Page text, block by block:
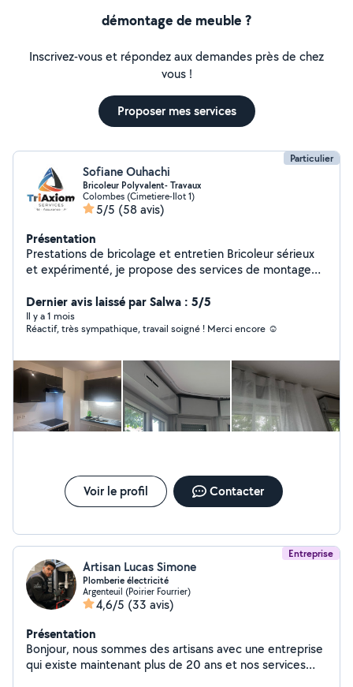
démontage de meuble ?
Inscrivez-vous et répondez aux demandes près de chez
vous !
Proposer mes services
Particulier
Sofiane Ouhachi
Bricoleur Polyvalent- Travaux
Colombes (Cimetiere-Ilot 1)
5/5 (58 avis)
Présentation
Prestations de bricolage et entretien Bricoleur sérieux
et expérimenté, je propose des services de montage
intérieure, pose de revêtements de murs et de sols,
ainsi que le nettoyage et l'entretien d'espaces intérieurs
et extérieurs. Travail soigné, respect des délais, devis
Dernier avis laissé par Salwa : 5/5
Il y a 1 mois
Réactif, très sympathique, travail soigné ! Merci encore ☺️
Voir le profil Contacter
Entreprise
Artisan Lucas Simone
Plomberie électricité
Argenteuil (Poirier Fourrier)
4,6/5 (33 avis)
Présentation
Bonjour, nous sommes des artisans avec une entreprise
qui existe maintenant plus de 20 ans et nos services